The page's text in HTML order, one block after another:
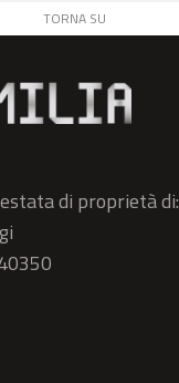
TORNA SU
di proprietà di: